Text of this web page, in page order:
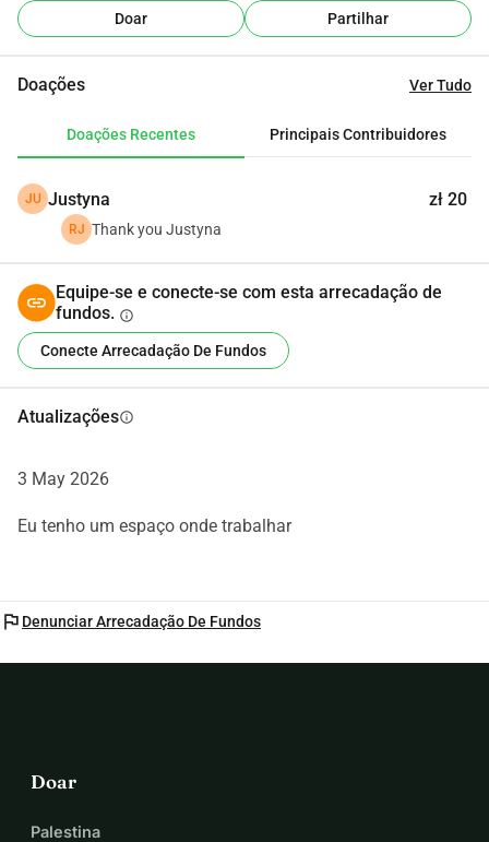
artificial em muitos empregos. Isso me incentivou a seguir
uma profissão que é mais prática e menos propensa a ser
desenvolver uma habilidade confiável, trabalhar de forma
facilmente produzido em massa. Este projeto não é apenas
prazo para crescimento pessoal e profissional. Estou
comprometido em aprender, melhorar minhas habilidades
tempo.
Doar Partilhar
Doações Ver Tudo
Doações Recentes Principais Contribuidores
JU Justyna zł 20
RJ Thank you Justyna
Equipe-se e conecte-se com esta arrecadação de
fundos. info
Conecte Arrecadação De Fundos
Atualizaçõesinfo
3 May 2026
Eu tenho um espaço onde trabalhar
flag Denunciar Arrecadação De Fundos
Doar
Palestina